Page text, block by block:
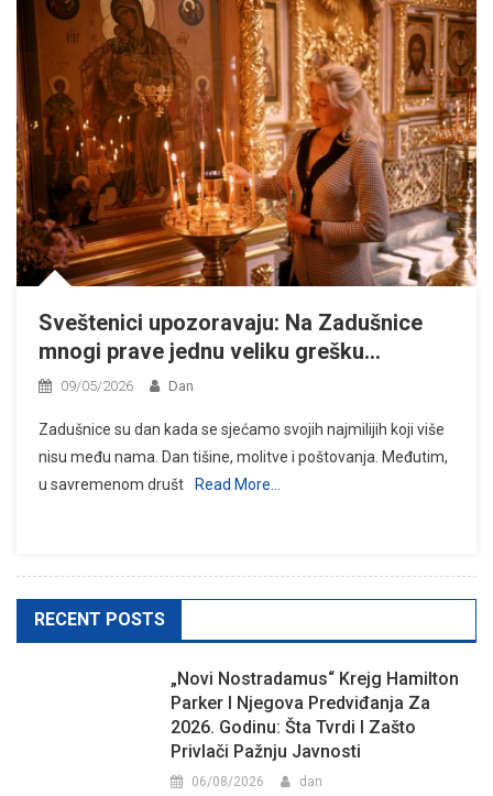
Sveštenici upozoravaju: Na Zadušnice
mnogi prave jednu veliku grešku…
09/05/2026 Dan
Zadušnice su dan kada se sjećamo svojih najmilijih koji više
nisu među nama. Dan tišine, molitve i poštovanja. Međutim,
u savremenom društ
Read More…
RECENT POSTS
„Novi Nostradamus“ Krejg Hamilton
Parker I Njegova Predviđanja Za
2026. Godinu: Šta Tvrdi I Zašto
Privlači Pažnju Javnosti
06/08/2026 dan